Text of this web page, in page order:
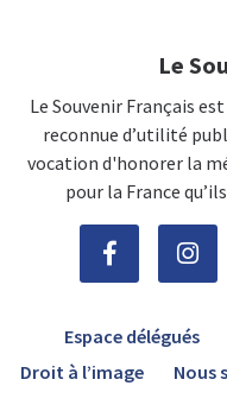
Le
Le Souvenir Français
reconnue d’utilité
vocation d'honorer la
pour la France
Espace délégués
Droit à l’image
Nous